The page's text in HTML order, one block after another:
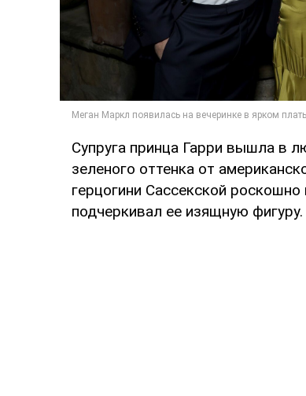
Супруга принца Гарри вышла в
зеленого оттенка от
герцогини Сассекской роскошно
подчеркивал ее изящную фигуру.